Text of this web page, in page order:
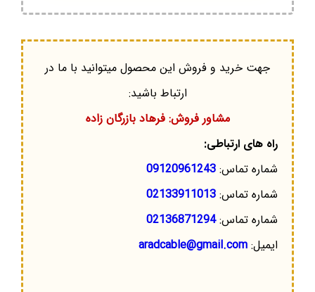
جهت خرید و فروش این محصول میتوانید با ما در
ارتباط باشید:
مشاور فروش: فرهاد بازرگان زاده
راه های ارتباطی:
شماره تماس: 09120961243
شماره تماس: 02133911013
شماره تماس:02136871294
ایمیل: aradcable@gmail.com